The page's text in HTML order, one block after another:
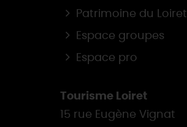
Patrimoine du Loiret
Espace groupes
Espace pro
Tourisme Loiret
15 rue Eugène Vignat